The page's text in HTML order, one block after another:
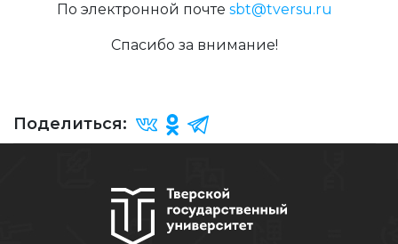
По электронной почте sbt@tversu.ru
Спасибо за внимание!
Поделиться: